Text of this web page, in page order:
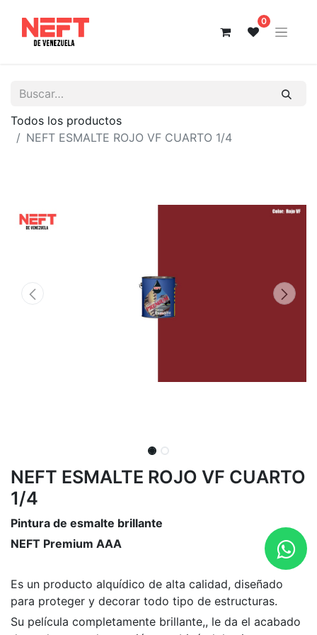
0
Todos los productos
NEFT ESMALTE ROJO VF CUARTO 1/4
NEFT ESMALTE ROJO VF CUARTO
1/4
Pintura de esmalte brillante
NEFT Premium AAA
Es un producto alquídico de alta calidad, diseñado
para proteger y decorar todo tipo de estructuras.
Su película completamente brillante,, le da el acabado